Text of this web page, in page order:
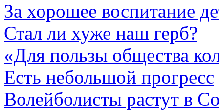
За хорошее воспитание
Стал ли хуже наш герб?
«Для пользы общества
Есть небольшой прогресс
Волейболисты растут в